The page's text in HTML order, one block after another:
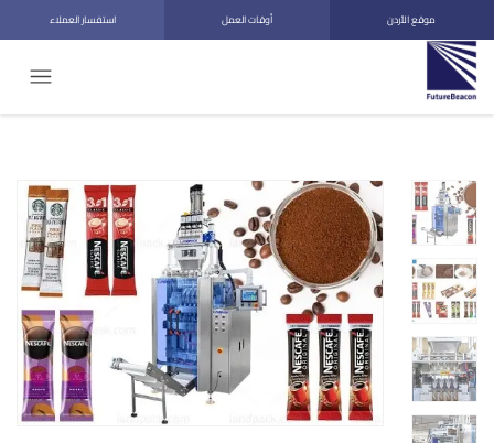
موقع الأردن أوقات العمل استفسار العملاء